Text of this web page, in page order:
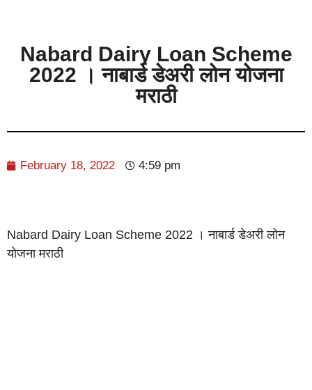
Nabard Dairy Loan Scheme
2022 । नाबार्ड डेअरी लोन योजना
मराठी
February 18, 2022 4:59 pm
Nabard Dairy Loan Scheme 2022 । नाबार्ड डेअरी लोन
योजना मराठी